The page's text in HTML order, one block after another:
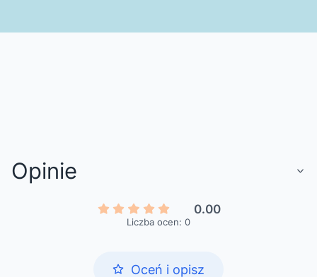
Opinie
0.00
Liczba ocen: 0
Oceń i opisz